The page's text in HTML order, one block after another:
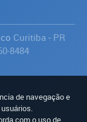
Curitiba- PR
8484
de navegação e
com o uso de